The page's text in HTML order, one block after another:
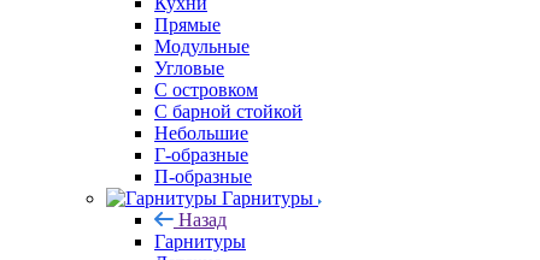
Прямые
Модульные
Угловые
С островком
С барной стойкой
Небольшие
Г-образные
П-образные
Гарнитуры
Назад
Гарнитуры